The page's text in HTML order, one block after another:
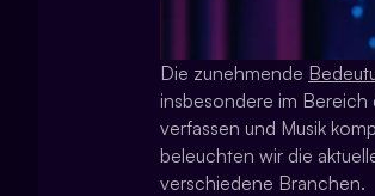
Die zunehmende
insbesondere im Bereich
verfassen und Musik
beleuchten wir die
verschiedene Branchen.